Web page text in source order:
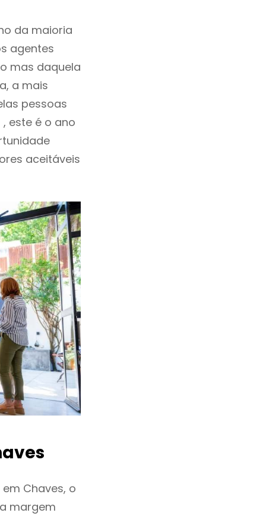
da maioria
agentes
mas daquela
a mais
pessoas
este é o ano
aceitáveis
Chaves, o
margem